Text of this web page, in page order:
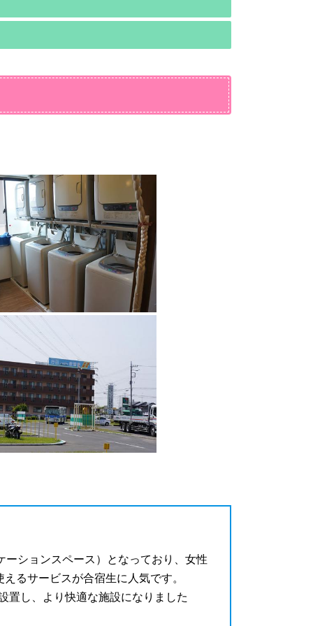
ションスペース）となっており、女性
るサービスが合宿生に人気です。
置し、より快適な施設になりました